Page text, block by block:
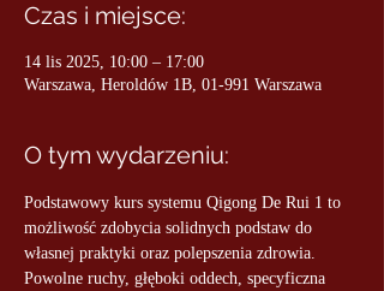
Czas i miejsce:
14 lis 2025, 10:00 – 17:00
Warszawa, Heroldów 1B, 01-991 Warszawa
O tym wydarzeniu:
Podstawowy kurs systemu Qigong De Rui 1 to
możliwość zdobycia solidnych podstaw do
własnej praktyki oraz polepszenia zdrowia.
Powolne ruchy, głęboki oddech, specyficzna